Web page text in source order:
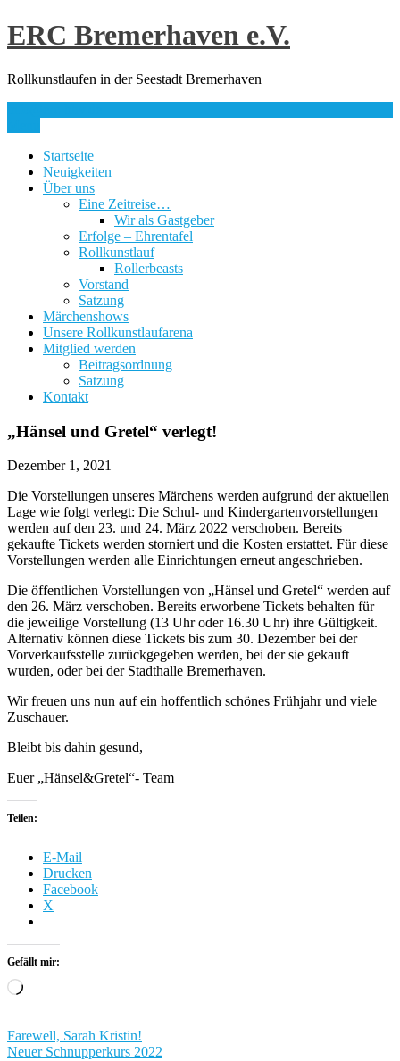
Skip
to
ERC Bremerhaven e.V.
Rollkunstlaufen in der Seestadt Bremerhaven
Startseite
Neuigkeiten
Über uns
Eine Zeitreise…
Wir als Gastgeber
Erfolge – Ehrentafel
Rollkunstlauf
Rollerbeasts
Vorstand
Satzung
Märchenshows
Unsere Rollkunstlaufarena
Mitglied werden
Beitragsordnung
Satzung
Kontakt
„Hänsel und Gretel“ verlegt!
Dezember 1, 2021
Die Vorstellungen unseres Märchens werden aufgrund der aktuellen
Lage wie folgt verlegt: Die Schul- und Kindergartenvorstellungen
werden auf den 23. und 24. März 2022 verschoben. Bereits
gekaufte Tickets werden storniert und die Kosten erstattet. Für diese
Vorstellungen werden alle Einrichtungen erneut angeschrieben.
Die öffentlichen Vorstellungen von „Hänsel und Gretel“ werden auf
den 26. März verschoben. Bereits erworbene Tickets behalten für
die jeweilige Vorstellung (13 Uhr oder 16.30 Uhr) ihre Gültigkeit.
Alternativ können diese Tickets bis zum 30. Dezember bei der
Vorverkaufsstelle zurückgegeben werden, bei der sie gekauft
wurden, oder bei der Stadthalle Bremerhaven.
Wir freuen uns nun auf ein hoffentlich schönes Frühjahr und viele
Zuschauer.
Bleibt bis dahin gesund,
Euer „Hänsel&Gretel“- Team
Teilen:
E-Mail
Drucken
Facebook
X
Gefällt mir:
Wird
Beitragsnavigation
Farewell, Sarah Kristin!
Neuer Schnupperkurs 2022